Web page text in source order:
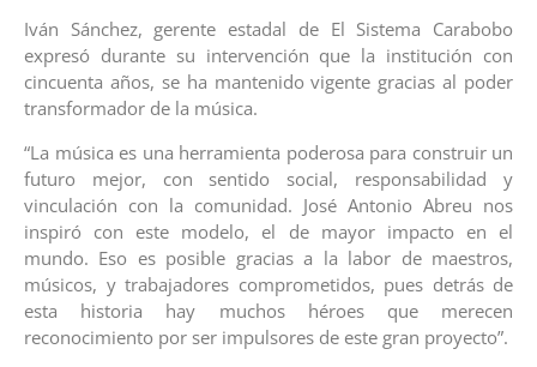
Iván Sánchez, gerente estadal de El Sistema Carabobo
expresó durante su intervención que la institución con
cincuenta años, se ha mantenido vigente gracias al poder
transformador de la música.
“La música es una herramienta poderosa para construir un
futuro mejor, con sentido social, responsabilidad y
vinculación con la comunidad. José Antonio Abreu nos
inspiró con este modelo, el de mayor impacto en el
mundo. Eso es posible gracias a la labor de maestros,
músicos, y trabajadores comprometidos, pues detrás de
esta historia hay muchos héroes que merecen
reconocimiento por ser impulsores de este gran proyecto”.